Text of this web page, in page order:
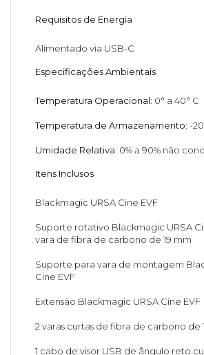
Requisitos de Energia
Alimentado via USB-C
Especificações Ambientais
Temperatura Operacional: 0° a 40° C
Temperatura de Armazenamento: -
Umidade Relativa: 0% a 90% não
Itens Inclusos
Blackmagic URSA Cine EVF
Suporte rotativo Blackmagic URSA
vara de fibra de carbono de 19 mm
Suporte para vara de montagem
Cine EVF
Extensão Blackmagic URSA Cine EVF
2 varas curtas de fibra de carbono de
1 cabo de visor USB de ângulo reto